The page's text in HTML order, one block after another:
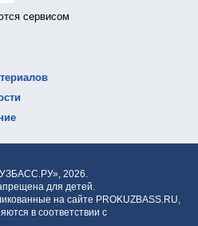
сервисом
2026.
для детей.
на сайте PROKUZBASS.RU,
в соответствии с